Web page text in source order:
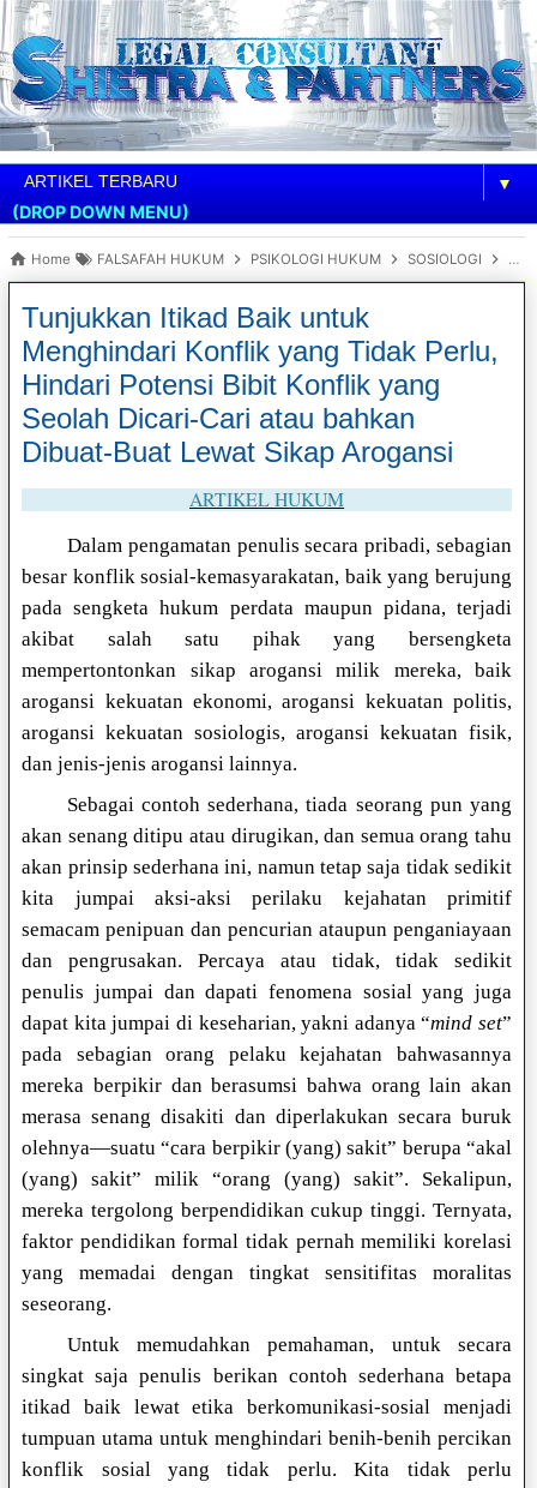
▼
(DROP DOWN MENU)
Home FALSAFAH HUKUM PSIKOLOGI HUKUM SOSIOLOGI
Tunjukkan Itikad Baik untuk
Menghindari Konflik yang Tidak Perlu,
Hindari Potensi Bibit Konflik yang
Seolah Dicari-Cari atau bahkan
Dibuat-Buat Lewat Sikap Arogansi
ARTIKEL HUKUM
Dalam pengamatan penulis secara pribadi, sebagian
besar konflik sosial-kemasyarakatan, baik yang berujung
pada sengketa hukum perdata maupun pidana, terjadi
akibat salah satu pihak yang bersengketa
mempertontonkan sikap arogansi milik mereka, baik
arogansi kekuatan ekonomi, arogansi kekuatan politis,
arogansi kekuatan sosiologis, arogansi kekuatan fisik,
dan jenis-jenis arogansi lainnya.
Sebagai contoh sederhana, tiada seorang pun yang
akan senang ditipu atau dirugikan, dan semua orang tahu
akan prinsip sederhana ini, namun tetap saja tidak sedikit
kita jumpai aksi-aksi perilaku kejahatan primitif
semacam penipuan dan pencurian ataupun penganiayaan
dan pengrusakan. Percaya atau tidak, tidak sedikit
penulis jumpai dan dapati fenomena sosial yang juga
dapat kita jumpai di keseharian, yakni adanya “mind set”
pada sebagian orang pelaku kejahatan bahwasannya
mereka berpikir dan berasumsi bahwa orang lain akan
merasa senang disakiti dan diperlakukan secara buruk
olehnya—suatu “cara berpikir (yang) sakit” berupa “akal
(yang) sakit” milik “orang (yang) sakit”. Sekalipun,
mereka tergolong berpendidikan cukup tinggi. Ternyata,
faktor pendidikan formal tidak pernah memiliki korelasi
yang memadai dengan tingkat sensitifitas moralitas
seseorang.
Untuk memudahkan pemahaman, untuk secara
singkat saja penulis berikan contoh sederhana betapa
itikad baik lewat etika berkomunikasi-sosial menjadi
tumpuan utama untuk menghindari benih-benih percikan
konflik sosial yang tidak perlu. Kita tidak perlu